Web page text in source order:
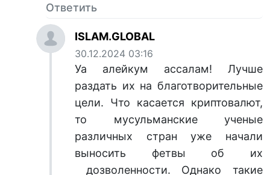
Ответить
ISLAM.GLOBAL
30.12.2024 03:16
Уа алейкум ассалам! Лучше
раздать их на благотворительные
цели. Что касается криптовалют,
то мусульманские ученые
различных стран уже начали
выносить фетвы об их
дозволенности. Однако такие